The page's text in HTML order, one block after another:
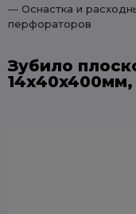
― Оснастка и
перфораторов
Зубило
14х40x400мм,